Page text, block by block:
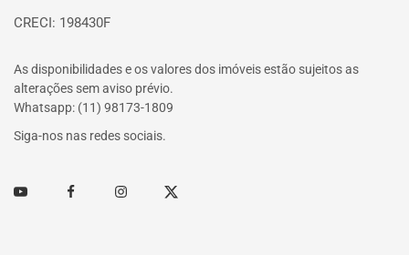
CRECI: 198430F
As disponibilidades e os valores dos imóveis estão sujeitos as
alterações sem aviso prévio.
Whatsapp: (11) 98173-1809
Siga-nos nas redes sociais.
Youtube FacebookInstagramTwitter